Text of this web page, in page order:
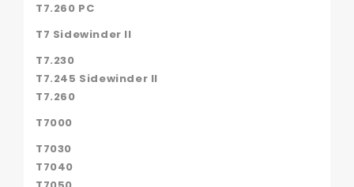
T7.260 PC
T7 Sidewinder II
T7.230
T7.245 Sidewinder II
T7.260
T7000
T7030
T7040